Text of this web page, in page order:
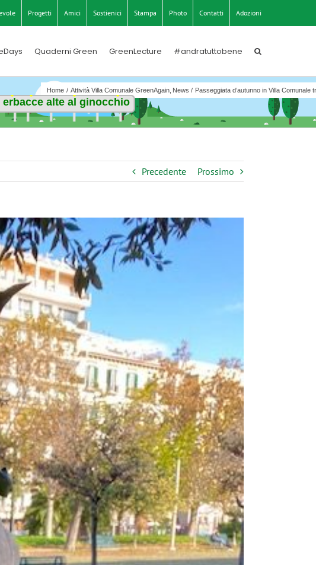
Progetti Amici Sostienici Stampa Photo Contatti Adozioni
Quaderni Green GreenLecture #andratuttobene
erbacce alte al ginocchio
Home Attività Villa Comunale GreenAgain News Passeggiata d’autunno in Villa
Precedente Prossimo